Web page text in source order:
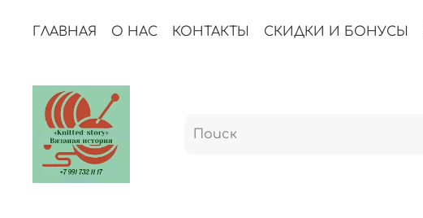
ГЛАВНАЯ О НАС КОНТАКТЫ СКИДКИ И БОНУСЫ